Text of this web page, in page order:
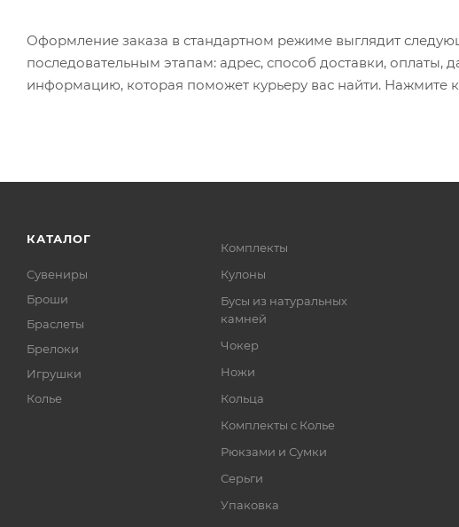
Оформление заказа в стандартном режиме выглядит
последовательным этапам: адрес, способ доставки, оплаты,
информацию, которая поможет курьеру вас найти. Нажмите
КАТАЛОГ
Сувениры
Броши
Браслеты
Брелоки
Игрушки
Колье
Комплекты
Кулоны
Бусы из натуральных
камней
Чокер
Ножи
Кольца
Комплекты с Колье
Рюкзами и Сумки
Серьги
Упаковка